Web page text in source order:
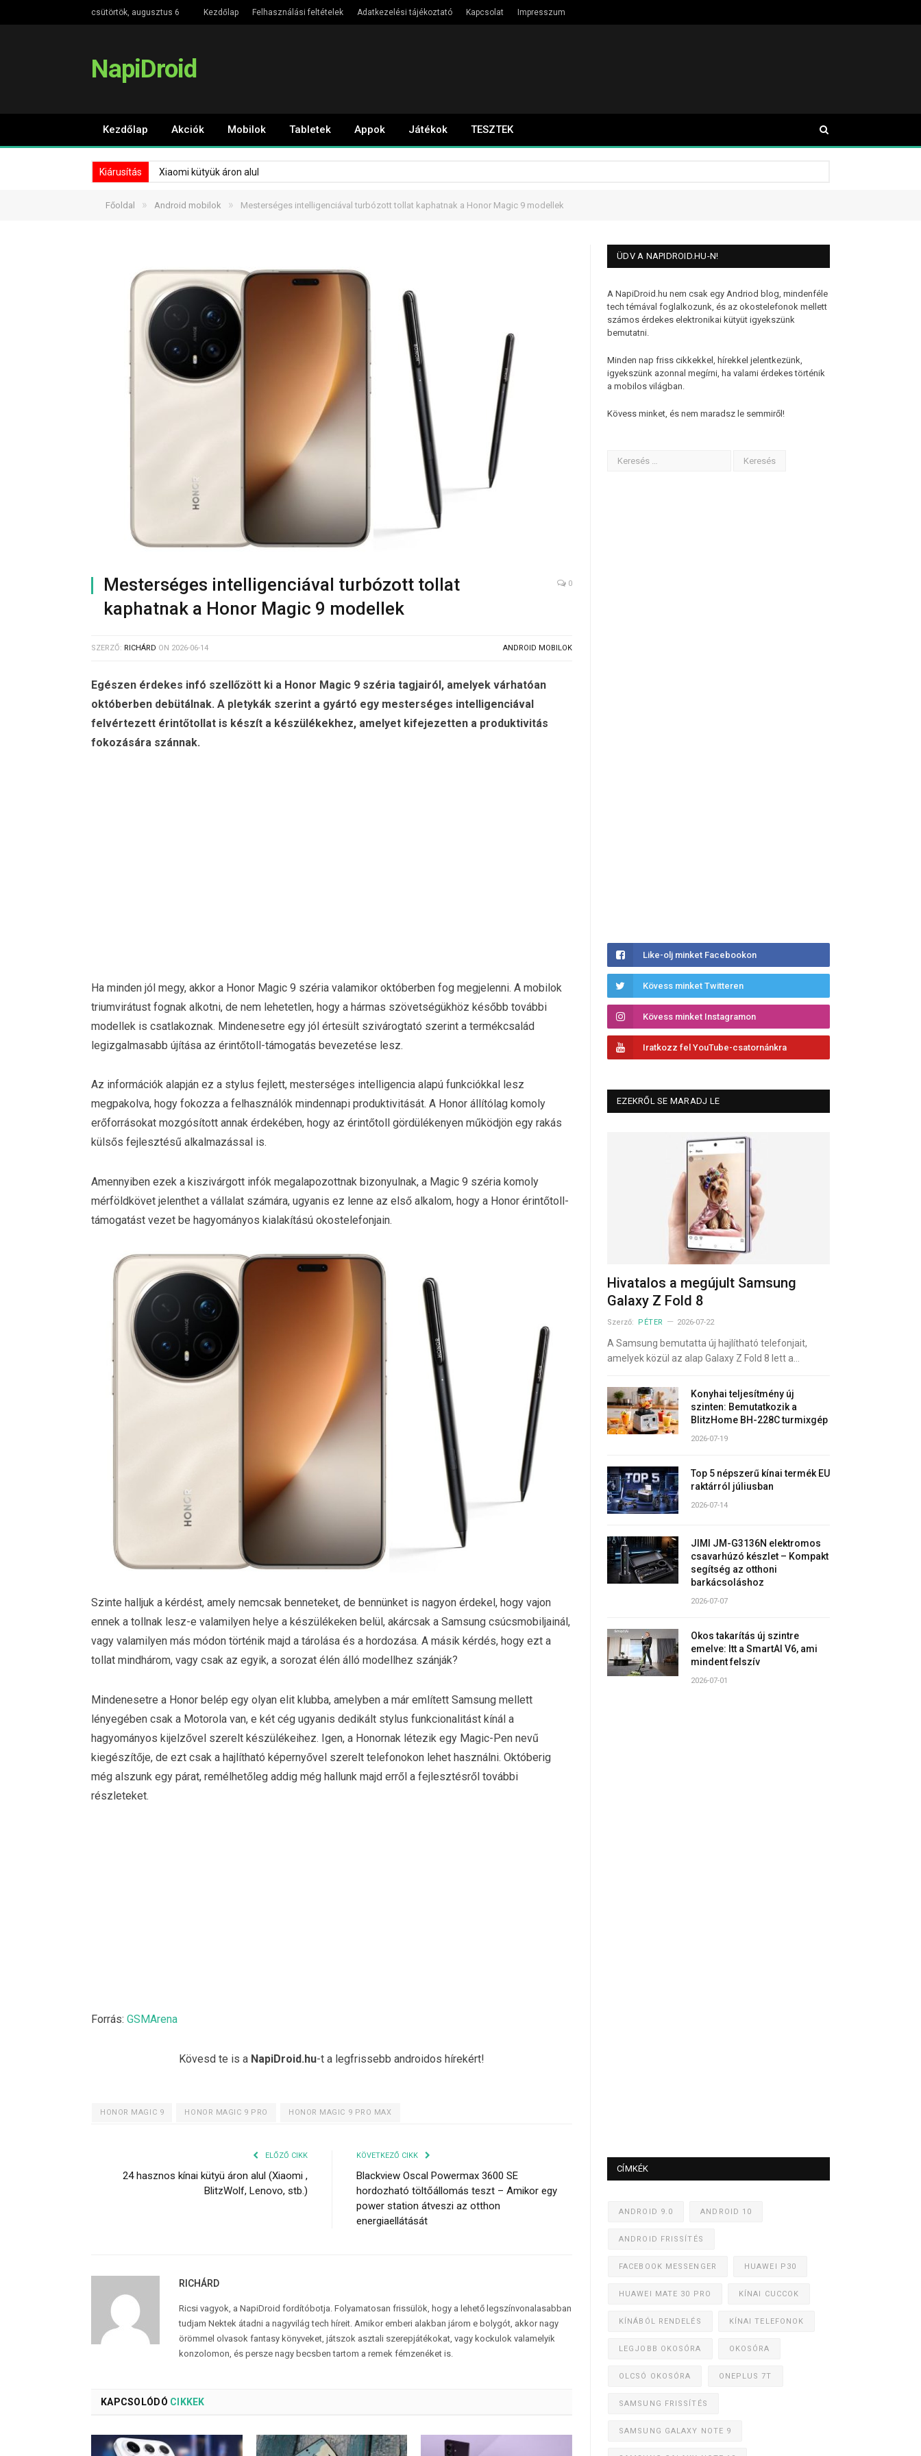
csütörtök, augusztus 6 Kezdőlap Felhasználási feltételek Adatkezelési tájékoztató Kapcsolat Impresszum
NapiDroid
Kezdőlap Akciók Mobilok Tabletek Appok Játékok TESZTEK
Kiárusítás Xiaomi kütyük áron alul
Főoldal » Android mobilok » Mesterséges intelligenciával turbózott tollat kaphatnak a Honor Magic 9 modellek
Mesterséges intelligenciával turbózott tollat
kaphatnak a Honor Magic 9 modellek
0
SZERZŐ: RICHÁRD ON 2026-06-14 ANDROID MOBILOK
Egészen érdekes infó szellőzött ki a Honor Magic 9 széria tagjairól, amelyek várhatóan
októberben debütálnak. A pletykák szerint a gyártó egy mesterséges intelligenciával
felvértezett érintőtollat is készít a készülékekhez, amelyet kifejezetten a produktivitás
fokozására szánnak.
Ha minden jól megy, akkor a Honor Magic 9 széria valamikor októberben fog megjelenni. A mobilok
triumvirátust fognak alkotni, de nem lehetetlen, hogy a hármas szövetségükhöz később további
modellek is csatlakoznak. Mindenesetre egy jól értesült szivárogtató szerint a termékcsalád
legizgalmasabb újítása az érintőtoll-támogatás bevezetése lesz.
Az információk alapján ez a stylus fejlett, mesterséges intelligencia alapú funkciókkal lesz
megpakolva, hogy fokozza a felhasználók mindennapi produktivitását. A Honor állítólag komoly
erőforrásokat mozgósított annak érdekében, hogy az érintőtoll gördülékenyen működjön egy rakás
külsős fejlesztésű alkalmazással is.
Amennyiben ezek a kiszivárgott infók megalapozottnak bizonyulnak, a Magic 9 széria komoly
mérföldkövet jelenthet a vállalat számára, ugyanis ez lenne az első alkalom, hogy a Honor érintőtoll-
támogatást vezet be hagyományos kialakítású okostelefonjain.
Szinte halljuk a kérdést, amely nemcsak benneteket, de bennünket is nagyon érdekel, hogy vajon
ennek a tollnak lesz-e valamilyen helye a készülékeken belül, akárcsak a Samsung csúcsmobiljainál,
vagy valamilyen más módon történik majd a tárolása és a hordozása. A másik kérdés, hogy ezt a
tollat mindhárom, vagy csak az egyik, a sorozat élén álló modellhez szánják?
Mindenesetre a Honor belép egy olyan elit klubba, amelyben a már említett Samsung mellett
lényegében csak a Motorola van, e két cég ugyanis dedikált stylus funkcionalitást kínál a
hagyományos kijelzővel szerelt készülékeihez. Igen, a Honornak létezik egy Magic-Pen nevű
kiegészítője, de ezt csak a hajlítható képernyővel szerelt telefonokon lehet használni. Októberig
még alszunk egy párat, remélhetőleg addig még hallunk majd erről a fejlesztésről további
részleteket.
Forrás: GSMArena
Kövesd te is a NapiDroid.hu-t a legfrissebb androidos hírekért!
HONOR MAGIC 9 HONOR MAGIC 9 PRO HONOR MAGIC 9 PRO MAX
ELŐZŐ CIKK
24 hasznos kínai kütyü áron alul (Xiaomi ,
BlitzWolf, Lenovo, stb.)
KÖVETKEZŐ CIKK
Blackview Oscal Powermax 3600 SE
hordozható töltőállomás teszt – Amikor egy
power station átveszi az otthon
energiaellátását
RICHÁRD
Ricsi vagyok, a NapiDroid fordítóbotja. Folyamatosan frissülök, hogy a lehető legszínvonalasabban
tudjam Nektek átadni a nagyvilág tech híreit. Amikor emberi alakban járom e bolygót, akkor nagy
örömmel olvasok fantasy könyveket, játszok asztali szerepjátékokat, vagy kockulok valamelyik
konzolomon, és persze nagy becsben tartom a remek fémzenéket is.
KAPCSOLÓDÓ CIKKEK
ÜDV A NAPIDROID.HU-N!
A NapiDroid.hu nem csak egy Andriod blog, mindenféle
tech témával foglalkozunk, és az okostelefonok mellett
számos érdekes elektronikai kütyüt igyekszünk
bemutatni.
Minden nap friss cikkekkel, hírekkel jelentkezünk,
igyekszünk azonnal megírni, ha valami érdekes történik
a mobilos világban.
Kövess minket, és nem maradsz le semmiről!
Like-olj minket Facebookon
Kövess minket Twitteren
Kövess minket Instagramon
Iratkozz fel YouTube-csatornánkra
EZEKRŐL SE MARADJ LE
Hivatalos a megújult Samsung
Galaxy Z Fold 8
Szerző: PÉTER 2026-07-22
A Samsung bemutatta új hajlítható telefonjait,
amelyek közül az alap Galaxy Z Fold 8 lett a…
Konyhai teljesítmény új
szinten: Bemutatkozik a
BlitzHome BH-228C turmixgép
2026-07-19
Top 5 népszerű kínai termék EU
raktárról júliusban
2026-07-14
JIMI JM-G3136N elektromos
csavarhúzó készlet – Kompakt
segítség az otthoni
barkácsoláshoz
2026-07-07
Okos takarítás új szintre
emelve: Itt a SmartAI V6, ami
mindent felszív
2026-07-01
CÍMKÉK
ANDROID 9.0 ANDROID 10
ANDROID FRISSÍTÉS
FACEBOOK MESSENGER HUAWEI P30
HUAWEI MATE 30 PRO KÍNAI CUCCOK
KÍNÁBÓL RENDELÉS KÍNAI TELEFONOK
LEGJOBB OKOSÓRA OKOSÓRA
OLCSÓ OKOSÓRA ONEPLUS 7T
SAMSUNG FRISSÍTÉS
SAMSUNG GALAXY NOTE 9